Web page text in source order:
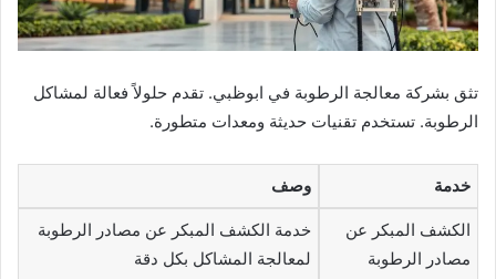
تثق بشركة معالجة الرطوبة في ابوظبي. تقدم حلولاً فعالة لمشاكل
الرطوبة. تستخدم تقنيات حديثة ومعدات متطورة.
خدمة وصف
الكشف المبكر عن
مصادر الرطوبة
خدمة الكشف المبكر عن مصادر الرطوبة
لمعالجة المشاكل بكل دقة